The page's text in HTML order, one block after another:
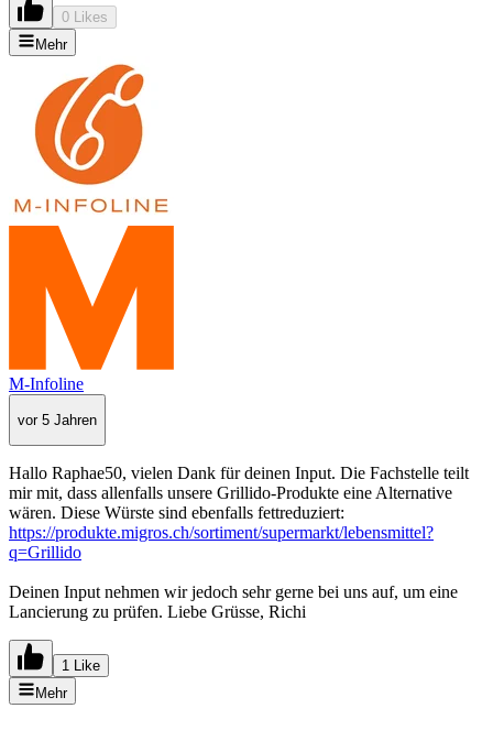
0 Likes
Mehr
M-Infoline
vor 5 Jahren
Hallo Raphae50, vielen Dank für deinen Input. Die Fachstelle teilt
mir mit, dass allenfalls unsere Grillido-Produkte eine Alternative
wären. Diese Würste sind ebenfalls fettreduziert:
https://produkte.migros.ch/sortiment/supermarkt/lebensmittel?
q=Grillido
Deinen Input nehmen wir jedoch sehr gerne bei uns auf, um eine
Lancierung zu prüfen. Liebe Grüsse, Richi
1 Like
Mehr